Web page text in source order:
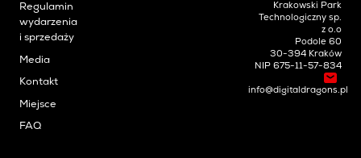
Regulamin
wydarzenia
i sprzedaży
Media
Kontakt
Miejsce
FAQ
Krakowski Park
Technologiczny sp.
z o.o
Podole 60
30-394 Kraków
NIP 675-11-57-834
info@digitaldragons.pl